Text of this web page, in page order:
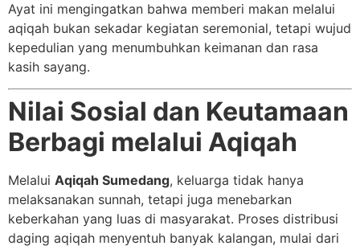
Ayat ini mengingatkan bahwa memberi makan melalui
aqiqah bukan sekadar kegiatan seremonial, tetapi wujud
kepedulian yang menumbuhkan keimanan dan rasa
kasih sayang.
Nilai Sosial dan Keutamaan
Berbagi melalui Aqiqah
Melalui Aqiqah Sumedang, keluarga tidak hanya
melaksanakan sunnah, tetapi juga menebarkan
keberkahan yang luas di masyarakat. Proses distribusi
daging aqiqah menyentuh banyak kalangan, mulai dari